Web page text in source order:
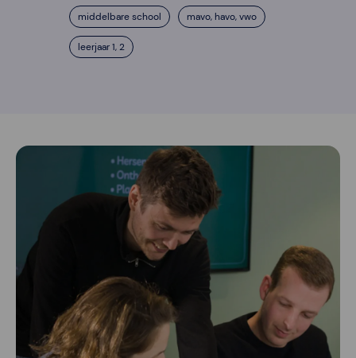
middelbare school mavo, havo, vwo
leerjaar 1, 2